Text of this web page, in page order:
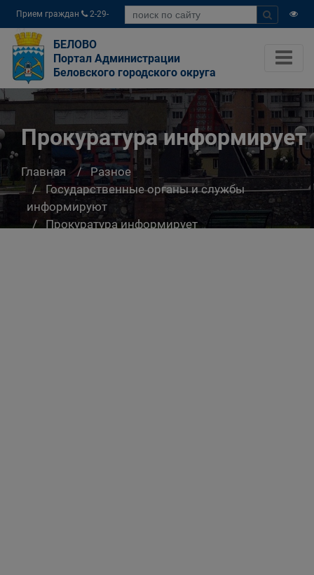
Прием граждан
2-29-
04
БЕЛОВО
Портал Администрации
Беловского городского округа
Прокуратура информирует
Главная
Разное
Государственные органы и службы
информируют
Прокуратура информирует